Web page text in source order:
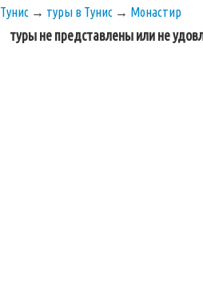
Тунис → туры в Тунис → Монастир
туры не представлены или не